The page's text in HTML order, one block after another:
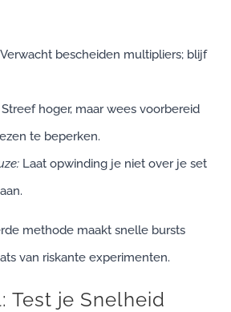
Verwacht bescheiden multipliers; blijf
Streef hoger, maar wees voorbereid
te beperken.
Laat opwinding je niet over je set
methode maakt snelle bursts
van riskante experimenten.
Test je Snelheid